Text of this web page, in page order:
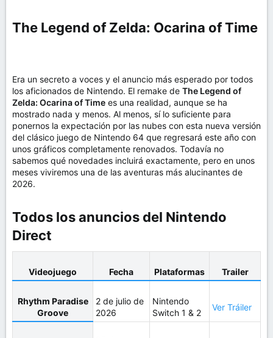
The Legend of Zelda: Ocarina of Time​
Era un secreto a voces y el anuncio más esperado por todos
los aficionados de Nintendo. El remake de The Legend of
Zelda: Ocarina of Time es una realidad, aunque se ha
mostrado nada y menos. Al menos, sí lo suficiente para
ponernos la expectación por las nubes con esta nueva versión
del clásico juego de Nintendo 64 que regresará este año con
unos gráficos completamente renovados. Todavía no
sabemos qué novedades incluirá exactamente, pero en unos
meses viviremos una de las aventuras más alucinantes de
2026.
Todos los anuncios del Nintendo
Direct​
Videojuego Fecha Plataformas Trailer
Rhythm Paradise
Groove
2 de julio de
2026
Nintendo
Switch 1 & 2
Ver Tráiler